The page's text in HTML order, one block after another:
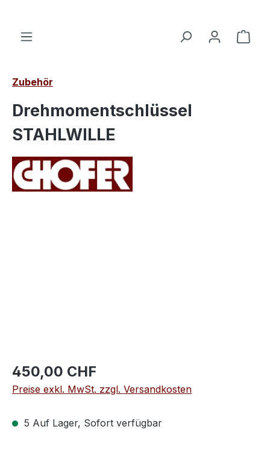
Zubehör
Drehmomentschlüssel
STAHLWILLE
450,00 CHF
Preise exkl. MwSt. zzgl. Versandkosten
5 Auf Lager, Sofort verfügbar